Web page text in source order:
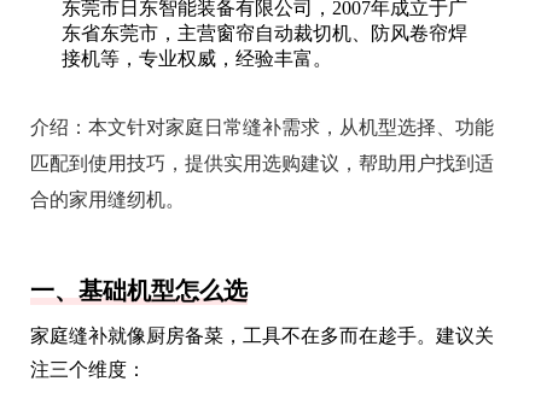
东莞市日东智能装备有限公司，2007年成立于广
东省东莞市，主营窗帘自动裁切机、防风卷帘焊
接机等，专业权威，经验丰富。
介绍： 本文针对家庭日常缝补需求，从机型选择、功能
匹配到使用技巧，提供实用选购建议，帮助用户找到适
合的家用缝纫机。
一、基础机型怎么选
家庭缝补就像厨房备菜，工具不在多而在趁手。建议关
注三个维度：